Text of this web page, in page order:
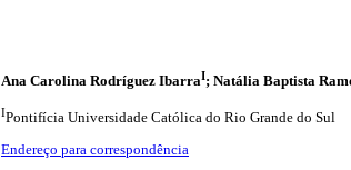
Ana Carolina Rodríguez IbarraI; Natália Baptista
IPontifícia Universidade Católica do Rio Grande do Sul
Endereço para correspondência